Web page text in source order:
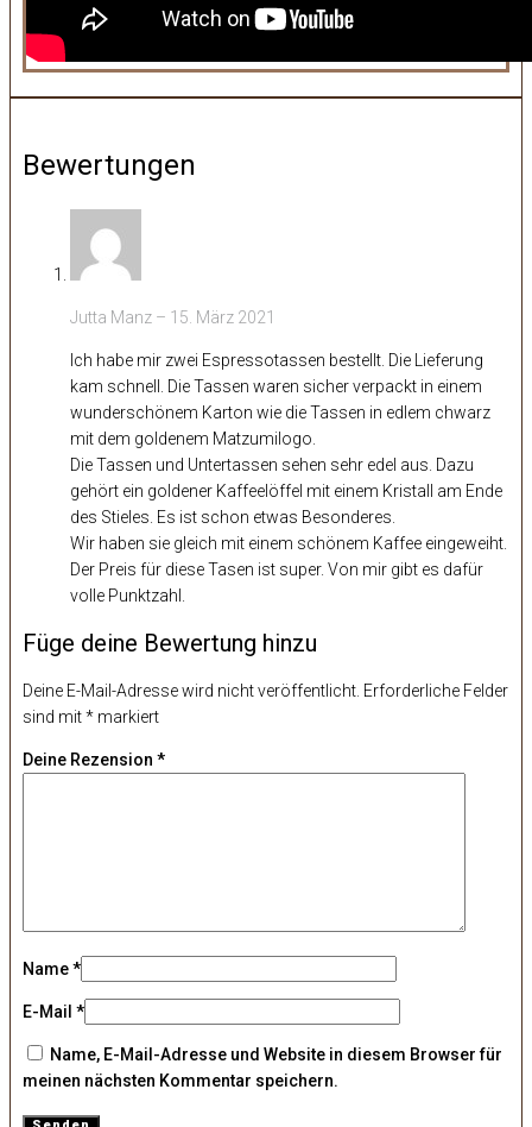
Bewertungen
Jutta Manz – 15. März 2021
Ich habe mir zwei Espressotassen bestellt. Die Lieferung
kam schnell. Die Tassen waren sicher verpackt in einem
wunderschönem Karton wie die Tassen in edlem chwarz
mit dem goldenem Matzumilogo.
Die Tassen und Untertassen sehen sehr edel aus. Dazu
gehört ein goldener Kaffeelöffel mit einem Kristall am Ende
des Stieles. Es ist schon etwas Besonderes.
Wir haben sie gleich mit einem schönem Kaffee eingeweiht.
Der Preis für diese Tasen ist super. Von mir gibt es dafür
volle Punktzahl.
Füge deine Bewertung hinzu
Deine E-Mail-Adresse wird nicht veröffentlicht. Erforderliche Felder
sind mit* markiert
Deine Rezension *
Name*
E-Mail *
Name, E-Mail-Adresse und Website in diesem Browser für
meinen nächsten Kommentar speichern.